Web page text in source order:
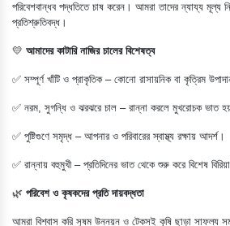
পরিবেশবান্ধব পদ্ধতিতে চাষ করেন। আমরা তাদের ন্যায্য মূল্য
প্রতিশ্রুতিবদ্ধ।
💛 আমাদের কাটারি নাজির চালের বিশেষত্ব
✅ সম্পূর্ণ খাঁটি ও প্রাকৃতিক – কোনো রাসায়নিক বা কৃত্রিম
✅ নরম, সুগন্ধি ও ঝরঝরে চাল – রান্না করলে মুখরোচক ভাত
✅ পুষ্টিগুণে সমৃদ্ধ – আপনার ও পরিবারের স্বাস্থ্য রক্ষায় আদর্শ।
✅ রান্নায় বহুমুখী – প্রতিদিনের ভাত থেকে শুরু করে বিশেষ
🌿 পরিবেশ ও কৃষকদের প্রতি দায়বদ্ধতা
আমরা বিশ্বাস করি সুষম উন্নয়ন ও টেকসই কৃষি ছাড়া সাফল্য